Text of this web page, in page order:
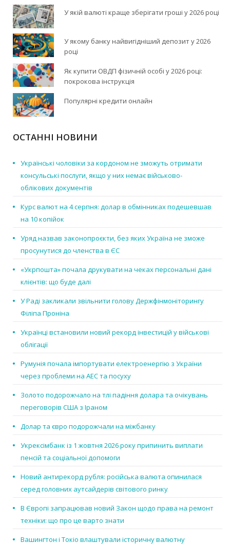
У якій валюті краще зберігати гроші у 2026 році
У якому банку найвигідніший депозит у 2026
році
Як купити ОВДП фізичній особі у 2026 році:
покрокова інструкція
Популярні кредити онлайн
ОСТАННІ НОВИНИ
Українські чоловіки за кордоном не зможуть отримати
консульські послуги, якщо у них немає військово-
облікових документів
Курс валют на 4 серпня: долар в обмінниках подешевшав
на 10 копійок
Уряд назвав законопроєкти, без яких Україна не зможе
просунутися до членства в ЄС
«Укрпошта» почала друкувати на чеках персональні дані
клієнтів: що буде далі
У Раді закликали звільнити голову Держфінмоніторингу
Філіпа Проніна
Українці встановили новий рекорд інвестицій у військові
облігації
Румунія почала імпортувати електроенергію з України
через проблеми на АЕС та посуху
Золото подорожчало на тлі падіння долара та очікувань
переговорів США з Іраном
Долар та євро подорожчали на міжбанку
Укрексімбанк із 1 жовтня 2026 року припинить виплати
пенсій та соціальної допомоги
Новий антирекорд рубля: російська валюта опинилася
серед головних аутсайдерів світового ринку
В Європі запрацював новий Закон щодо права на ремонт
техніки: що про це варто знати
Вашингтон і Токіо влаштували історичну валютну